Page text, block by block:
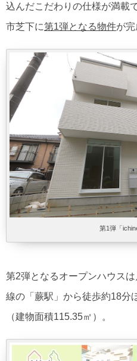
込んだこだわりの仕様が満載
市芝下に第1弾となる物件が完
第1弾「
第2弾となるオープンハウス
線の「蕨駅」から徒歩約18分
（建物面積115.35㎡）。